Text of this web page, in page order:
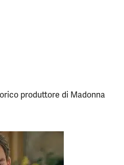
produttore di Madonna